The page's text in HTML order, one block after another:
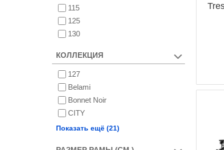
115
125
130
КОЛЛЕКЦИЯ
127
Belami
Bonnet Noir
CITY
City Line Classic
Показать ещё (21)